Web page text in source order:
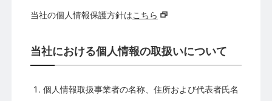
当社の個人情報保護方針はこちら
当社における個人情報の取扱いについて
個人情報取扱事業者の名称、住所および代表者氏名